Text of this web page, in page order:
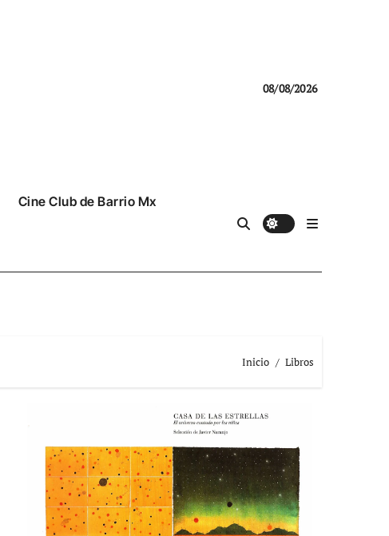
08/08/2026
Cine Club de Barrio Mx
Inicio Libros